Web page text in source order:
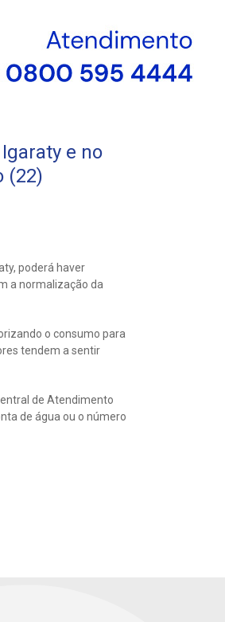
e no
(22)
poderá haver
a normalização da
o consumo para
tendem a sentir
de Atendimento
de água ou o número